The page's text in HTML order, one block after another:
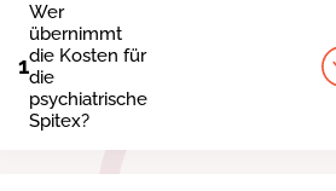
1
Wer
übernimmt
die Kosten für
die
psychiatrische
Spitex?